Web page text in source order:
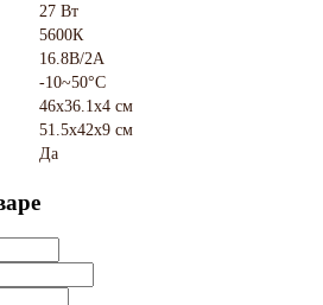
27 Вт
5600К
16.8В/2А
-10~50°C
46х36.1x4 см
51.5х42х9 см
Да